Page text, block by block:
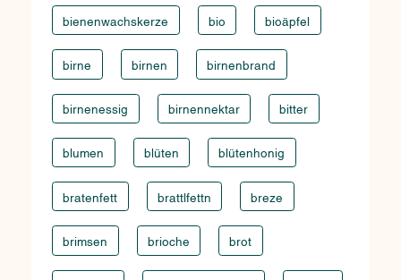
bienenwachskerze bio bioäpfel
birne birnen birnenbrand
birnenessig birnennektar bitter
blumen blüten blütenhonig
bratenfett brattlfettn breze
brimsen brioche brot